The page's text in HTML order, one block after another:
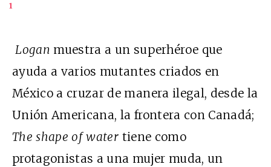
1
Logan muestra a un superhéroe que
ayuda a varios mutantes criados en
México a cruzar de manera ilegal, desde la
Unión Americana, la frontera con Canadá;
The shapeof water tiene como
protagonistas a una mujer muda, un